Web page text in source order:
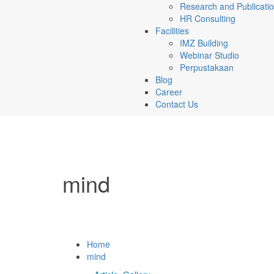
Research and
HR Consulting
Facilities
IMZ Building
Webinar Studio
Perpustakaan
Blog
Career
Contact Us
mind
Home
mind